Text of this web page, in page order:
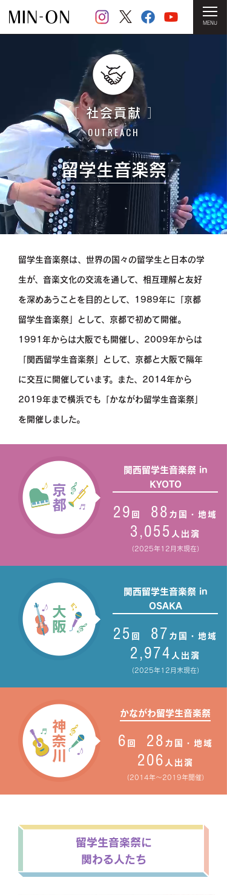
MENU
［ 社会貢献］
OUTREACH
留学生音楽祭
留学生音楽祭は、世界の国々の留学生と日本の学
生が、音楽文化の交流を通して、 相互理解と友好
を深めあうことを目的として、1989年に「京都
留学生音楽祭」として、京都で初めて開催。
1991年からは大阪でも開催し、2009年からは
「関西留学生音楽祭」として、京都と大阪で隔年
に交互に開催しています。 また、2014年から
2019年まで横浜でも「かながわ留学生音楽祭」
を開催しました。
関西留学生音楽祭 in
KYOTO
29 回 88 カ国・地域
3,055 人出演
（2025年12月末現在）
関西留学生音楽祭 in
OSAKA
25 回 87 カ国・地域
2,974 人出演
（2025年12月末現在）
かながわ留学生音楽祭
6 回 28 カ国・地域
206 人出演
（2014年～2019年開催）
留学生音楽祭に
関わる人たち